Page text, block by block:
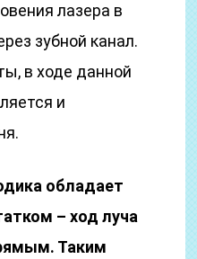
лазера в
зубной канал.
в ходе данной
и
обладает
– ход луча
Таким